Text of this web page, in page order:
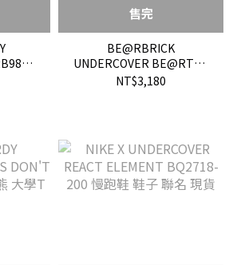
女孩
售完
BE@RBRICK
UNDERCOVER BE@RTEE
庫柏力克 BEAR 聯名 短T
NT$3,180